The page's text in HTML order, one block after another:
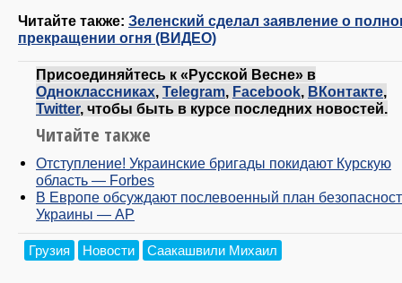
Читайте также: Зеленский сделал заявление о
прекращении огня (ВИДЕО)
Присоединяйтесь к «Русской Весне» в
Одноклассниках Telegram Facebook ВКонтакте
Twitter, чтобы быть в курсе последних новостей.
Читайте также
Отступление! Украинские бригады покидают Курскую
область — Forbes
В Европе обсуждают послевоенный план
Украины — AP
Грузия Новости Саакашвили Михаил